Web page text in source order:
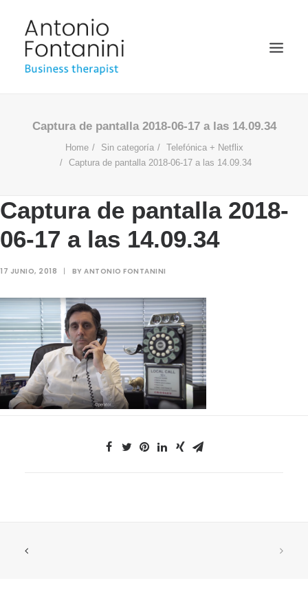
BUSINESS THERAPIST
BLOG
MULTIMEDIA
Captura de pantalla 2018-06-17 a las 14.09.34
Home Sin categoría
Telefónica + Netflix
Captura de pantalla 2018-06-17 a las 14.09.34
Captura de pantalla 2018-
06-17 a las 14.09.34
17 JUNIO, 2018 | BY ANTONIO FONTANINI